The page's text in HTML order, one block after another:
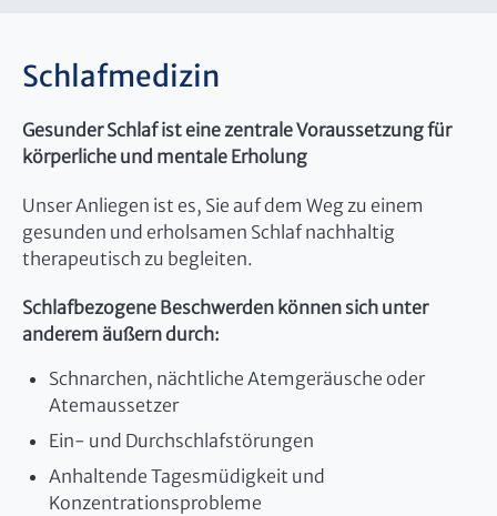
Schlafmedizin
Gesunder Schlaf ist eine zentrale Voraussetzung für
körperliche und mentale Erholung
Unser Anliegen ist es, Sie auf dem Weg zu einem
gesunden und erholsamen Schlaf nachhaltig
therapeutisch zu begleiten.
Schlafbezogene Beschwerden können sich unter
anderem äußern durch:
Schnarchen, nächtliche Atemgeräusche oder
Atemaussetzer
Ein- und Durchschlafstörungen
Anhaltende Tagesmüdigkeit und
Konzentrationsprobleme